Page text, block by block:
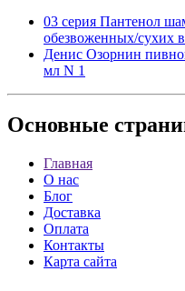
03 серия Пантенол
обезвоженных/сухих
Денис Озорнин
мл N 1
Основные
Главная
О нас
Блог
Доставка
Оплата
Контакты
Карта сайта